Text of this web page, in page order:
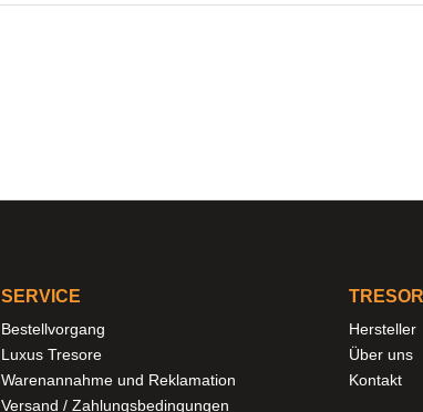
SERVICE
Bestellvorgang
Luxus Tresore
Warenannahme und Reklamation
Versand / Zahlungsbedingungen
Hersteller
Über uns
Kontakt